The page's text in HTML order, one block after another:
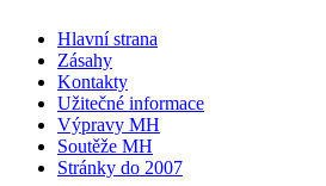
Hlavní strana
Zásahy
Kontakty
Užitečné informace
Výpravy MH
Soutěže MH
Stránky do 2007